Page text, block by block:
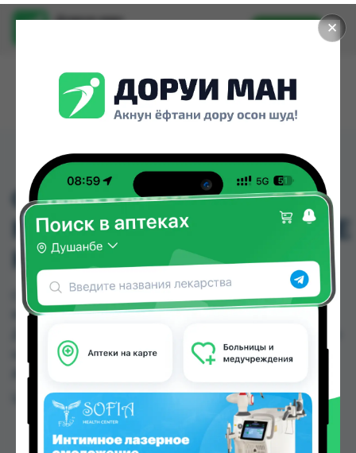
✕
Доруи ман
Установить
CHONDRO MENSANA
MAGENSAFTRESISTENTE
KAPSELN
CHONDRO MENSANA MAGENSAFTRESISTENTE
KAPSELN можно купить или заказать в аптеках,
цене от 900.00 TJS до 900.00 TJS в Душанбе и
Цена: от
900.00 TJS